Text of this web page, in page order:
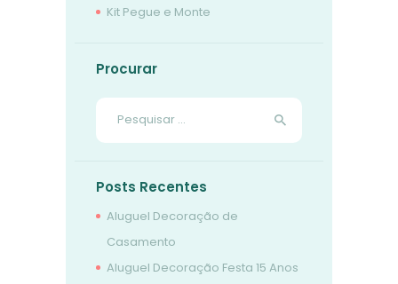
Kit Pegue e Monte
Procurar
Pesquisar
por:
Posts Recentes
Aluguel Decoração de
Casamento
Aluguel Decoração Festa 15 Anos